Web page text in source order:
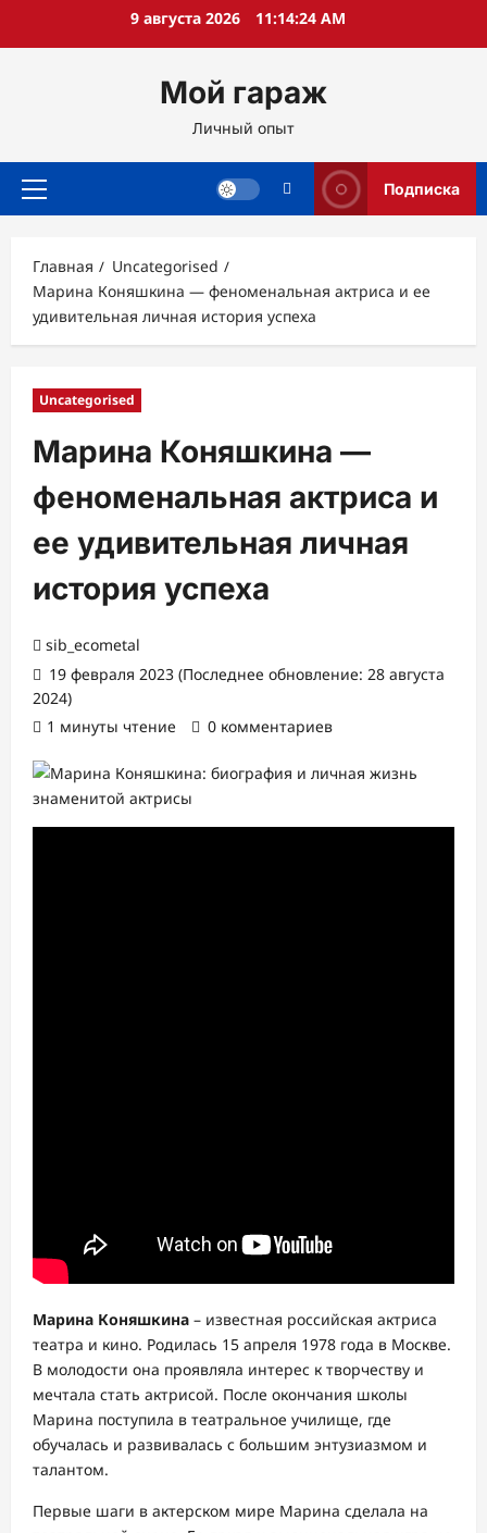
9 августа 2026 11:14:26 AM
Мой гараж
Личный опыт
Основное
Подписка
Главная
Uncategorised
Марина Коняшкина — феноменальная актриса и ее
удивительная личная история успеха
Uncategorised
Марина Коняшкина —
феноменальная актриса и
ее удивительная личная
история успеха
sib_ecometal
19 февраля 2023 (Последнее обновление: 28 августа
2024)
1 минуты чтение
0 комментариев
Марина Коняшкина – известная российская актриса
театра и кино. Родилась 15 апреля 1978 года в Москве.
В молодости она проявляла интерес к творчеству и
мечтала стать актрисой. После окончания школы
Марина поступила в театральное училище, где
обучалась и развивалась с большим энтузиазмом и
талантом.
Первые шаги в актерском мире Марина сделала на